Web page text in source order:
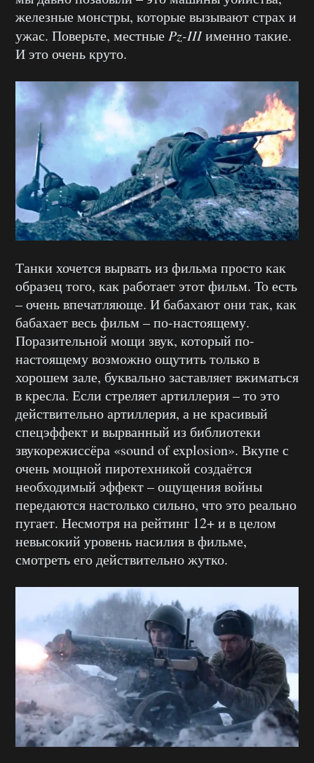
железные монстры, которые вызывают страх и
ужас. Поверьте, местные Pz-IIIименно такие.
И это очень круто.
Танки хочется вырвать из фильма просто как
образец того, как работает этот фильм. То есть
– очень впечатляюще. И бабахают они так, как
бабахает весь фильм – по-настоящему.
Поразительной мощи звук, который по-
настоящему возможно ощутить только в
хорошем зале, буквально заставляет вжиматься
в кресла. Если стреляет артиллерия – то это
действительно артиллерия, а не красивый
спецэффект и вырванный из библиотеки
звукорежиссёра «sound of explosion». Вкупе с
очень мощной пиротехникой создаётся
необходимый эффект – ощущения войны
передаются настолько сильно, что это реально
пугает. Несмотря на рейтинг 12+ и в целом
невысокий уровень насилия в фильме,
смотреть его действительно жутко.